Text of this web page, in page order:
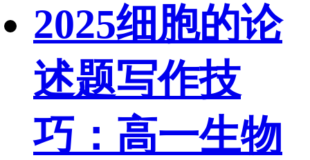
2025细胞的论
述题写作技
巧：高一生物